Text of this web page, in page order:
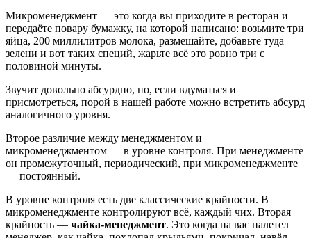
Микроменеджмент — это когда вы приходите в ресторан и
передаёте повару бумажку, на которой написано: возьмите три
яйца, 200 миллилитров молока, размешайте, добавьте туда
зелени и вот таких специй, жарьте всё это ровно три с
половиной минуты.
Звучит довольно абсурдно, но, если вдуматься и
присмотреться, порой в нашей работе можно встретить абсурд
аналогичного уровня.
Второе различие между менеджментом и
микроменеджментом — в уровне контроля. При менеджменте
он промежуточный, периодический, при микроменеджменте
— постоянный.
В уровне контроля есть две классические крайности. В
микроменеджменте контролируют всё, каждый чих. Вторая
крайность — чайка-менеджмент. Это когда на вас налетел